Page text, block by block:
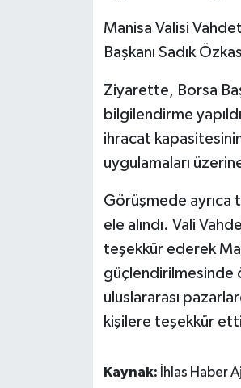
Manisa Valisi
Başkanı Sadık
Ziyarette, Borsa
bilgilendirme
ihracat
uygulamaları
Görüşmede ayrıca
ele alındı. Vali
teşekkür ederek
güçlendirilmesinde
uluslararası
kişilere teşekkür
Kaynak: İhlas Haber